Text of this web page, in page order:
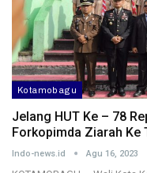
Kotamobagu
Jelang HUT Ke – 78
Forkopimda Ziarah Ke
Indo-news.id Agu 16, 2023